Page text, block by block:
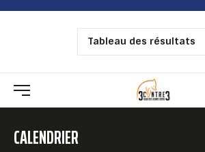
Tableau des résultats
CALENDRIER